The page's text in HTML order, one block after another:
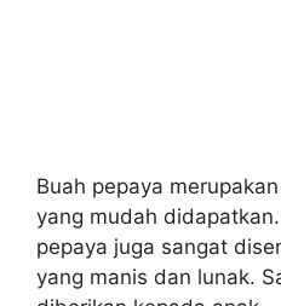
Buah pepaya
yang mudah
pepaya juga sangat
yang manis dan lunak.